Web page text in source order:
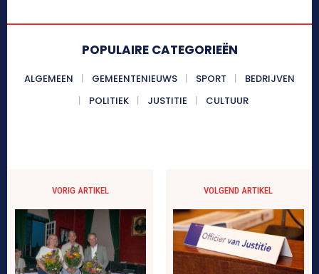
POPULAIRE CATEGORIEËN
ALGEMEEN GEMEENTENIEUWS SPORT
BEDRIJVEN
POLITIEK
JUSTITIE CULTUUR
VORIG ARTIKEL VOLGEND ARTIKEL